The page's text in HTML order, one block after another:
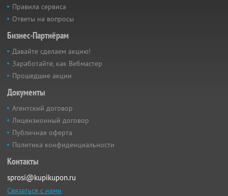
Правила сервиса
Ответы на вопросы
Бизнес-Партнёрам
Давайте сделаем акцию!
Заработайте, как Вебмастер
Прошедшие акции
Документы
Агентский договор
Лицензионный договор
Публичная оферта
Политика конфиденциальности
Контакты
sprosi@kupikupon.ru
Связаться с нами